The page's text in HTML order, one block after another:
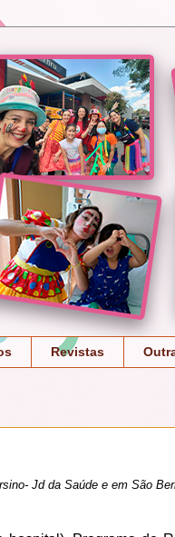
Revistas
Jd da Saúde e em São